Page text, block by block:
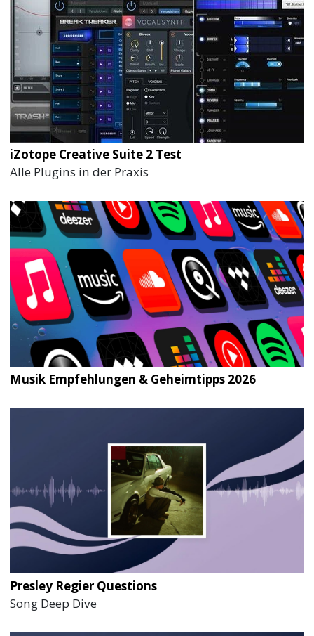
iZotope Creative Suite 2 Test
Alle Plugins in der Praxis
Musik Empfehlungen & Geheimtipps 2026
Presley Regier Questions
Song Deep Dive